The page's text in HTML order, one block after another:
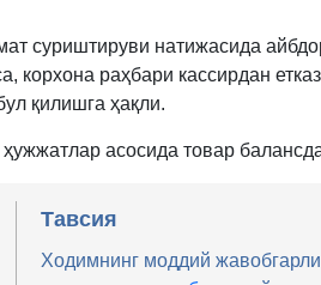
суриштируви натижасида
корхона раҳбари кассирдан
қилишга ҳақли.
ҳужжатлар асосида товар
Тавсия
Ходимнинг моддий